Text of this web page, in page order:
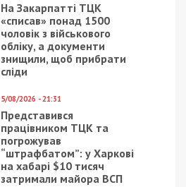
На Закарпатті ТЦК
«списав» понад 1500
чоловік з військового
обліку, а документи
знищили, щоб прибрати
сліди
5/08/2026 - 21:31
Представився
працівником ТЦК та
погрожував
“штрафбатом”: у Харкові
на хабарі $10 тисяч
затримали майора ВСП